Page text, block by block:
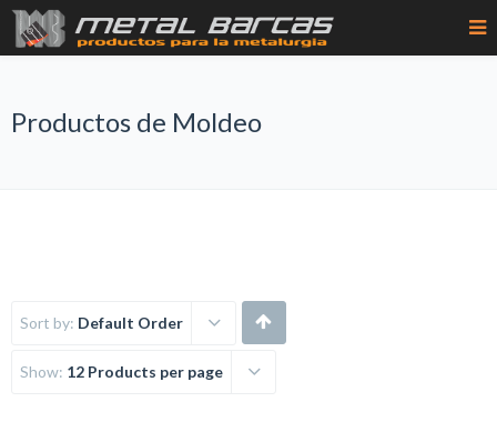
Productos de Moldeo
Sort by: Default Order
Show: 12 Products per page